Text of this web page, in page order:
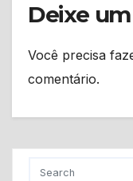
Deixe
Você precisa
comentário.